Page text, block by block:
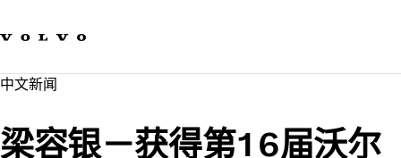
可持续发展
新闻与媒体
关于我们
中文新闻​
梁容银－获得第16届沃尔